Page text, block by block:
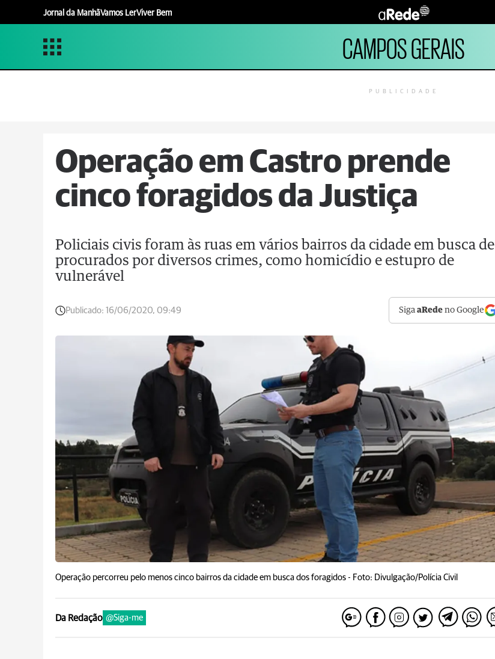
Jornal da ManhãVamos LerViver Bem
CAMPOS GERAIS
PUBLICIDADE
Operação em Castro prende
cinco foragidos da Justiça
Policiais civis foram às ruas em vários bairros da cidade em busca de
procurados por diversos crimes, como homicídio e estupro de
vulnerável
Publicado: 16/06/2020, 09:49 SigaaRede no Google
Operação percorreu pelo menos cinco bairros da cidade em busca dos foragidos - Foto: Divulgação/Polícia Civil
Da Redação @Siga-me